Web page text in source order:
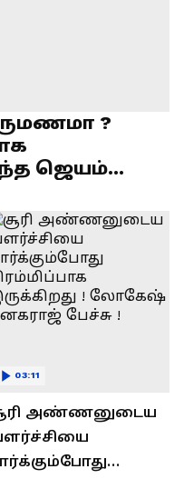
?
ஜெயம்
அண்ணனுடைய
03:11